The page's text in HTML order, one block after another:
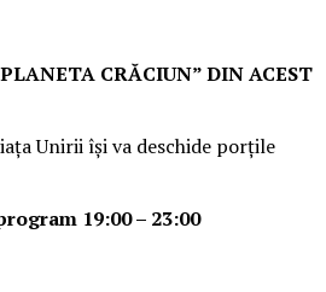
CRĂCIUN” DIN ACEST
Unirii își va deschide porțile
19:00 – 23:00